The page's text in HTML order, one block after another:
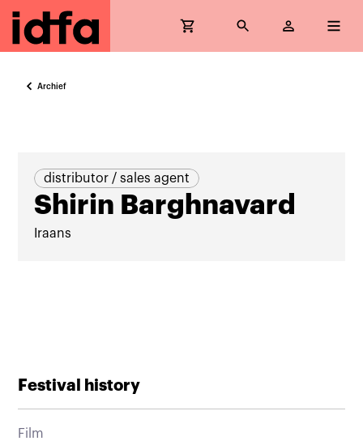
Archief
distributor / sales agent
Shirin Barghnavard
Iraans
Festival history
Film